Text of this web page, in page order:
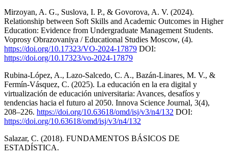
Mirzoyan, A. G., Suslova, I. P., & Govorova, A. V. (2024).
Relationship between Soft Skills and Academic Outcomes in Higher
Education: Evidence from Undergraduate Management Students.
Voprosy Obrazovaniya / Educational Studies Moscow, (4).
https://doi.org/10.17323/VO-2024-17879 DOI:
https://doi.org/10.17323/vo-2024-17879
Rubina-López, A., Lazo-Salcedo, C. A., Bazán-Linares, M. V., &
Fermín-Vásquez, C. (2025). La educación en la era digital y
virtualización de educación universitaria: Avances, desafíos y
tendencias hacia el futuro al 2050. Innova Science Journal, 3(4),
208–226. https://doi.org/10.63618/omd/isj/v3/n4/132 DOI:
https://doi.org/10.63618/omd/isj/v3/n4/132
Salazar, C. (2018). FUNDAMENTOS BÁSICOS DE
ESTADÍSTICA.